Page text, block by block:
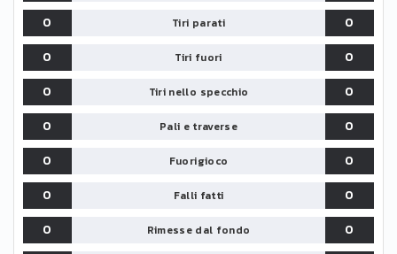
0 Tiri parati
0
0
Tiri fuori
0
0
Tiri nello specchio
0
0
Pali e traverse
0
0
Fuorigioco
0
0
Falli fatti
0
0
Rimesse dal fondo
0